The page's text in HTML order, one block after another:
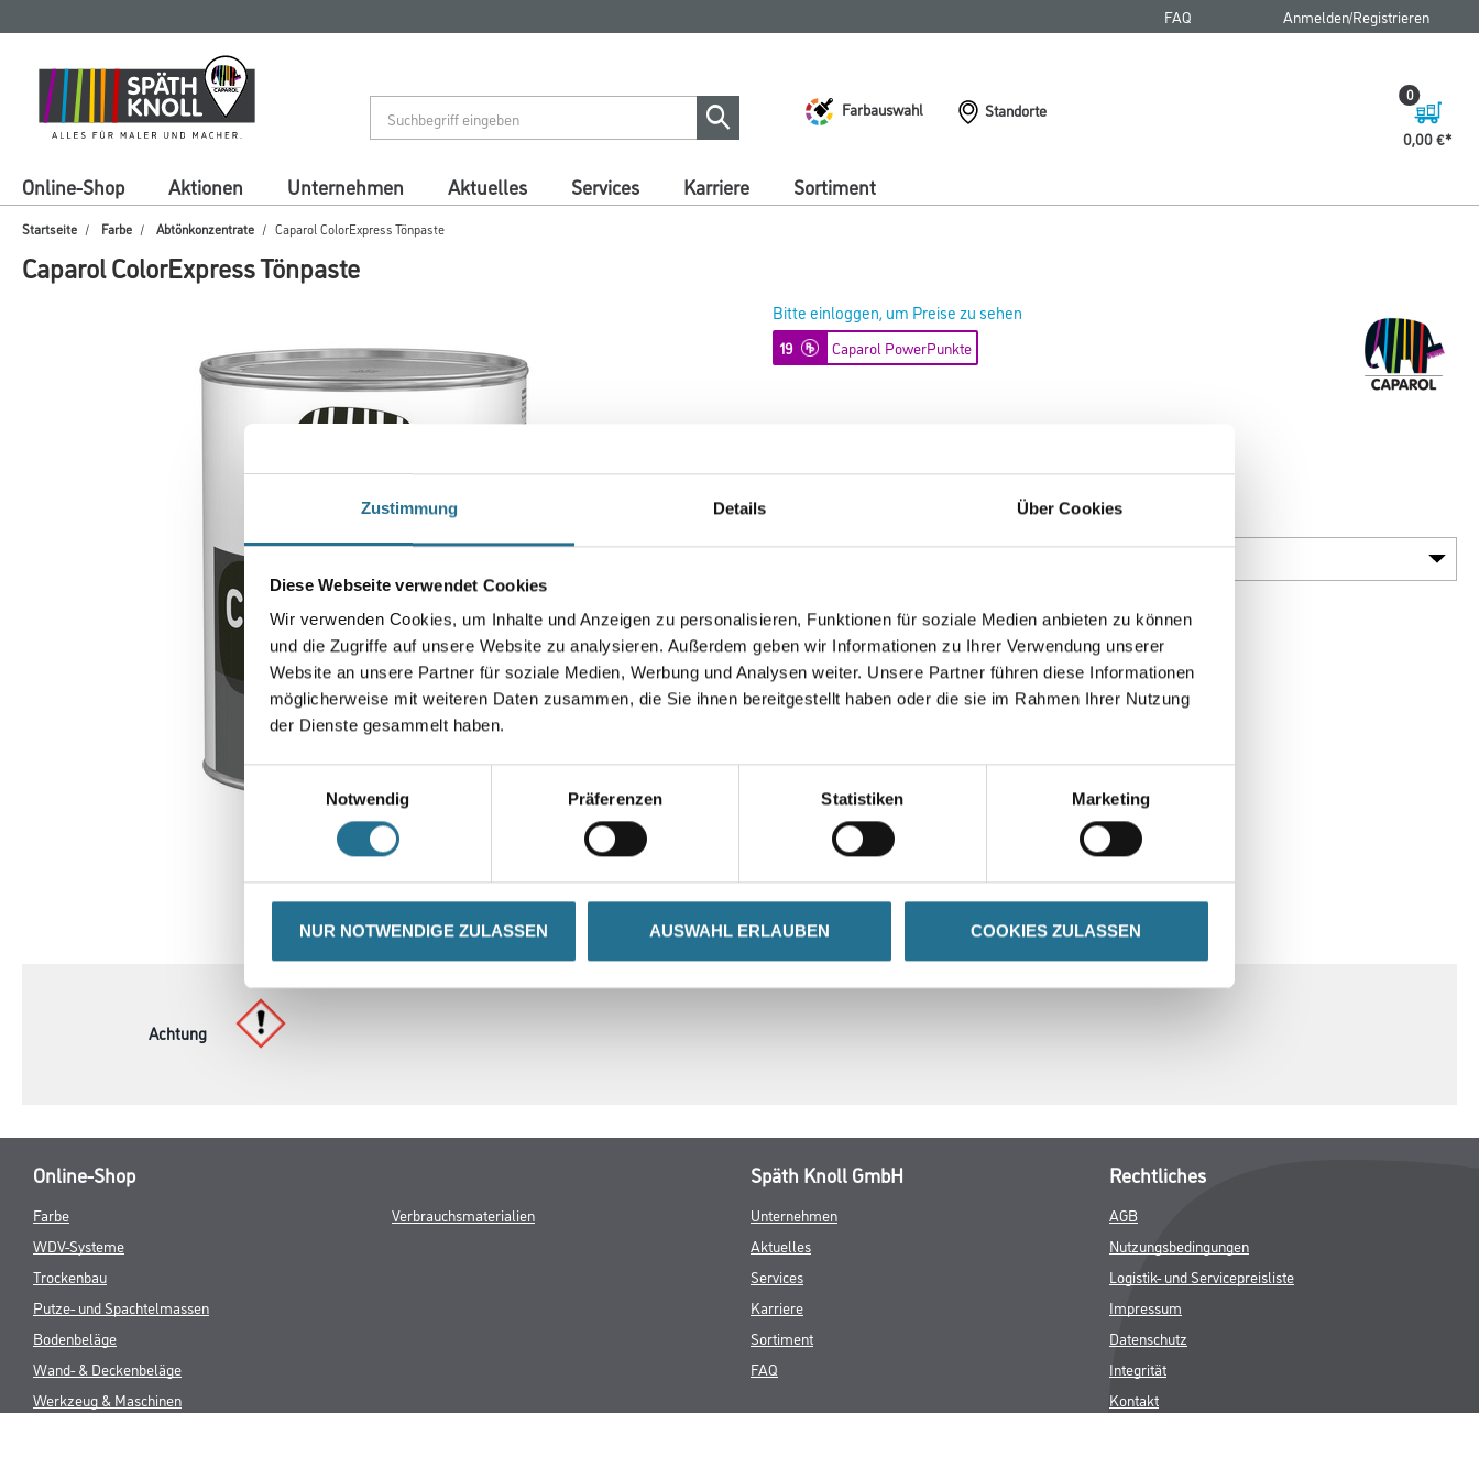
Zustimmung Details Über Cookies
Diese Webseite verwendet Cookies
Wir verwenden Cookies, um Inhalte und Anzeigen zu personalisieren, Funktionen für soziale Medien anbieten zu können
und die Zugriffe auf unsere Website zu analysieren. Außerdem geben wir Informationen zu Ihrer Verwendung unserer
Website an unsere Partner für soziale Medien, Werbung und Analysen weiter. Unsere Partner führen diese Informationen
möglicherweise mit weiteren Daten zusammen, die Sie ihnen bereitgestellt haben oder die sie im Rahmen Ihrer Nutzung
der Dienste gesammelt haben.
Einwilligungsauswahl
Notwendig
Präferenzen Statistiken Marketing
NUR NOTWENDIGE ZULASSEN AUSWAHL ERLAUBEN COOKIES ZULASSEN
springen
springen
FAQ Anmelden/Registrieren
Farbauswahl
Standorte
0,00 €
0
Online-Shop Aktionen Unternehmen Aktuelles Services Karriere Sortiment
Startseite Farbe Abtönkonzentrate Caparol ColorExpress Tönpaste
Caparol ColorExpress Tönpaste
Bitte einloggen, um Preise zu sehen
19 Caparol PowerPunkte
Art-Nr.:1001-013680
Umrechnungsfaktoren
CURRENT
TAB:
PRODUKTEIGENSCHAFTEN ZUSATZINFOS GEFAHRENHINWEISE SPEZIFIKATIONEN
Achtung
Online-Shop
Farbe
WDV-Systeme
Trockenbau
Putze- und Spachtelmassen
Bodenbeläge
Wand- & Deckenbeläge
Werkzeug & Maschinen
Verbrauchsmaterialien
Späth Knoll GmbH
Unternehmen
Aktuelles
Services
Karriere
Sortiment
FAQ
Rechtliches
AGB
Nutzungsbedingungen
Logistik- und Servicepreisliste
Impressum
Datenschutz
Integrität
Kontakt